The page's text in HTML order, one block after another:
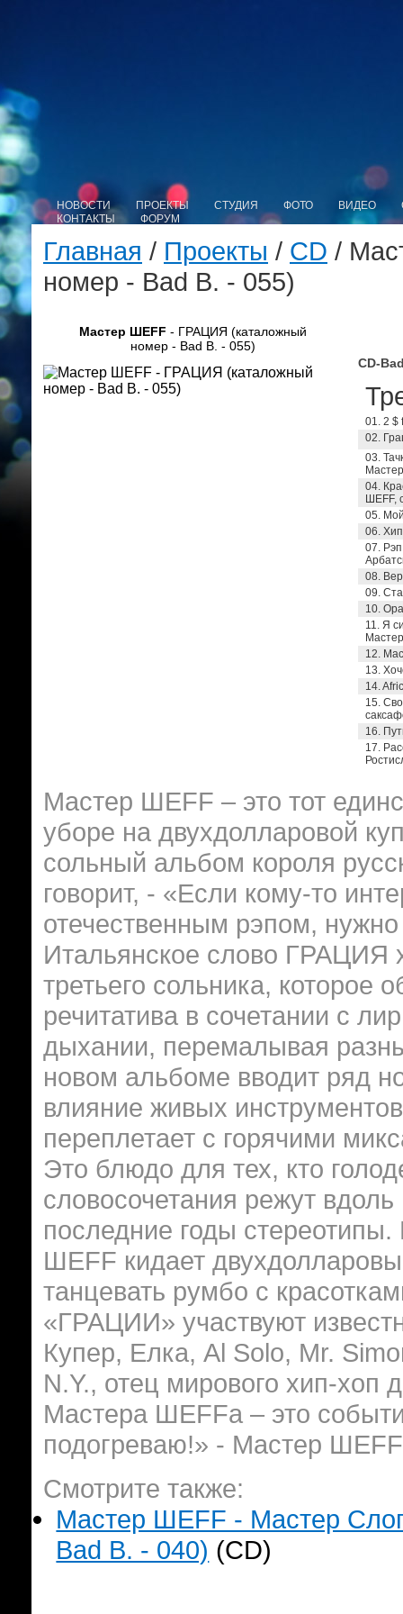
НОВОСТИ ПРОЕКТЫ СТУДИЯ ФОТО ВИДЕО
КОНТАКТЫ
ФОРУМ
Главная / Проекты / CD /
номер - Bad B. - 055)
Мастер ШЕFF - ГРАЦИЯ (каталожный
номер - Bad B. - 055)
CD-
01. 2 $
02.
03.
04.
ШЕFF,
05.
06.
07.
08.
09.
10.
11. Я
12.
13.
14.
15.
16.
17.
Мастер ШЕFF – это тот
уборе на двухдолларовой
сольный альбом короля
говорит, - «Если кому-то
отечественным рэпом,
Итальянское слово ГРАЦИЯ
третьего сольника, которое
речитатива в сочетании с
дыхании, перемалывая
новом альбоме вводит ряд
влияние живых
переплетает с горячими
Это блюдо для тех, кто
словосочетания режут
последние годы
ШЕFF кидает
танцевать румбо с
«ГРАЦИИ» участвуют
Купер, Елка, Al Solo, Mr.
N.Y., отец мирового хип-
Мастера ШЕFFа – это
подогреваю!» - Мастер
Смотрите также:
Мастер ШЕFF - Мастер
Bad B. - 040) (CD)